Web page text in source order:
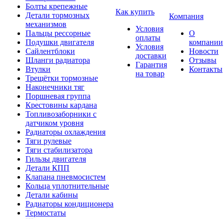
Болты крепежные
Детали тормозных
механизмов
Пальцы рессорные
Подушки двигателя
Сайлентблоки
Шланги радиатора
Втулки
Трещётки тормозные
Наконечники тяг
Поршневая группа
Крестовины кардана
Топливозаборники с
датчиком уровня
Радиаторы охлаждения
Тяги рулевые
Тяги стабилизатора
Гильзы двигателя
Детали КПП
Клапана пневмосистем
Кольца уплотнительные
Детали кабины
Радиаторы кондиционера
Термостаты
Как купить
Условия
оплаты
Условия
доставки
Гарантия
на товар
Компания
О
компании
Новости
Отзывы
Контакты